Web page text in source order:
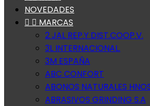
NOVEDADES
  MARCAS
2 JAL REP.Y DIST.COOP.V.
3L INTERNACIONAL.
3M ESPAÑA
ABC CONFORT
ABONOS NATURALES
ABRASIVOS GRINDING S.A